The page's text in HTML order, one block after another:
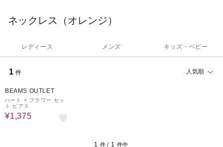
ネックレス（オレンジ）
レディース メンズ キッズ・ベビー
1 件 人気順
BEAMS OUTLET
ハート × フラワー セッ
ト ピアス
¥1,375
1 件 / 1 件中